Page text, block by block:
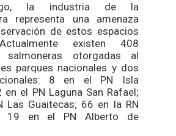
la industria de la
representa una amenaza
de estos espacios
existen 408
salmoneras otorgadas al
parques nacionales y dos
8 en el PN Isla
en el PN Laguna San Rafael;
Las Guaitecas; 66 en la RN
19 en el PN Alberto de